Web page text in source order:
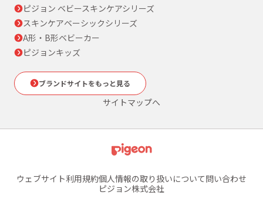
ピジョン ベビースキンケアシリーズ
スキンケアベーシックシリーズ
A形・B形ベビーカー
ピジョンキッズ
ブランドサイトをもっと見る
サイトマップへ
ウェブサイト利用規約個人情報の取り扱いについて問い合わせ
ピジョン株式会社